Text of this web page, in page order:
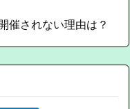
催されない理由は？